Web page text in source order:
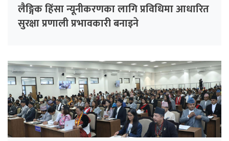
लैङ्गिक हिंसा न्यूनीकरणका लागि प्रविधिमा आधारित
सुरक्षा प्रणाली प्रभावकारी बनाइने